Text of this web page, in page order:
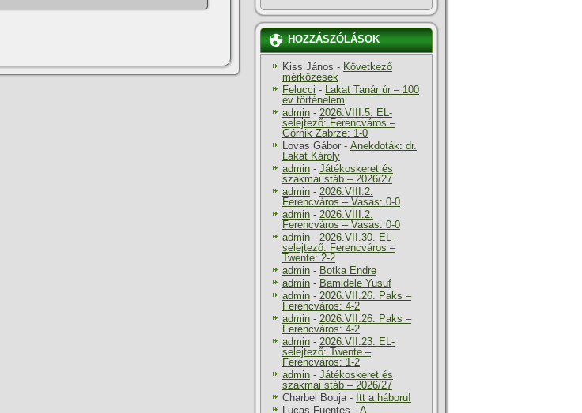
HOZZÁSZÓLÁSOK
Kiss János - Következő
mérkőzések
Felucci - Lakat Tanár úr – 100
év történelem
admin - 2026.VIII.5. EL-
selejtező: Ferencváros –
Górnik Zabrze: 1-0
Lovas Gábor - Anekdoták: dr.
Lakat Károly
admin - Játékoskeret és
szakmai stáb – 2026/27
admin - 2026.VIII.2.
Ferencváros – Vasas: 0-0
admin - 2026.VIII.2.
Ferencváros – Vasas: 0-0
admin - 2026.VII.30. EL-
selejtező: Ferencváros –
Twente: 2-2
admin - Botka Endre
admin - Bamidele Yusuf
admin - 2026.VII.26. Paks –
Ferencváros: 4-2
admin - 2026.VII.26. Paks –
Ferencváros: 4-2
admin - 2026.VII.23. EL-
selejtező: Twente –
Ferencváros: 1-2
admin - Játékoskeret és
szakmai stáb – 2026/27
Charbel Bouja- Itt a háboru!
Lucas Fuentes - A